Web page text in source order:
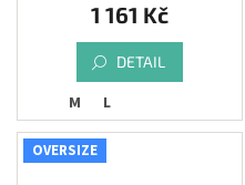
1 161 Kč
DETAIL
M L
OVERSIZE